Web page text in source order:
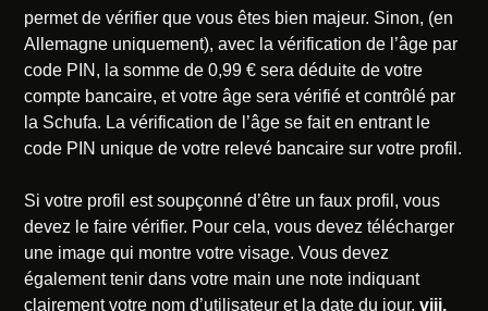
permet de vérifier que vous êtes bien majeur. Sinon, (en
Allemagne uniquement), avec la vérification de l’âge par
code PIN, la somme de 0,99 € sera déduite de votre
compte bancaire, et votre âge sera vérifié et contrôlé par
la Schufa. La vérification de l’âge se fait en entrant le
code PIN unique de votre relevé bancaire sur votre profil.
Si votre profil est soupçonné d’être un faux profil, vous
devez le faire vérifier. Pour cela, vous devez télécharger
une image qui montre votre visage. Vous devez
également tenir dans votre main une note indiquant
clairement votre nom d’utilisateur et la date du jour.viii.